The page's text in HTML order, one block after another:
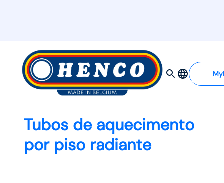
Tubos de aquecimento
por piso radiante